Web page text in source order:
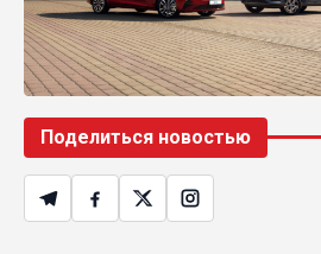
Поделиться новостью